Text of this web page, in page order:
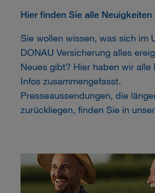
Hier finden Sie alle Neuigkeiten
Sie wollen wissen, was sich im
DONAU Versicherung alles
Neues gibt? Hier haben wir alle
Infos zusammengefasst.
Presseaussendungen, die
zurückliegen, finden Sie in